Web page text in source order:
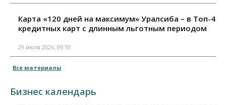
Карта «120 дней на максимум» Уралсиба – в Топ-4
кредитных карт с длинным льготным периодом
29 июля 2026, 09:10
Все материалы
Бизнес календарь